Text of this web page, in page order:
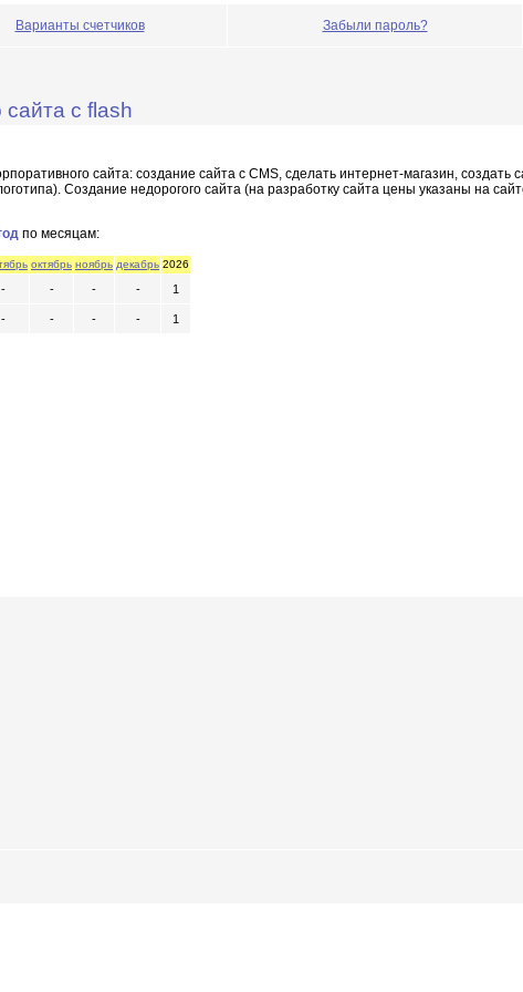
Варианты счетчиков Забыли пароль?
сайта с flash
сайта: создание сайта с CMS, сделать интернет-магазин,
Создание недорогого сайта (на разработку сайта цены указаны на
по месяцам:
октябрь ноябрь декабрь 2026
- - - - 1
- - - - 1